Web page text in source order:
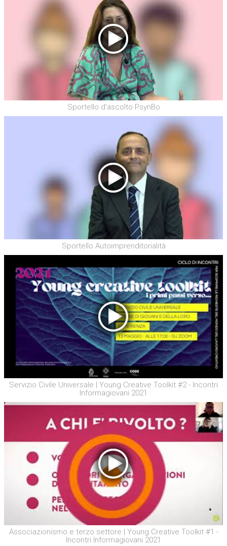
Sportello d'ascolto PsynBo
Sportello Autoimprenditorialità
Servizio Civile Universale | Young Creative Toolkit #2 - Incontri
Informagiovani 2021
Associazionismo e terzo settore | Young Creative Toolkit #1 -
Incontri Informagiovani 2021